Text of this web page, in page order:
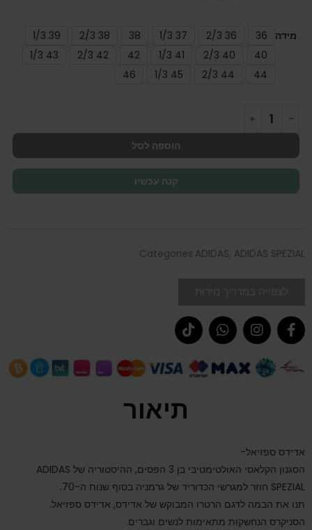
מידה 36
36 2/3
37 1/3
38
38 2/3
39 1/3
40
40 2/3
41 1/3
42
42 2/3
43 1/3
44
44 2/3
45 1/3
46
הוספה לסל
קנה עכשיו
Categories ADIDAS, ADIDAS SPEZIAL
תיאור
אדידס ספזיאל-
הסגנון הקלאסי האולטימטיבי בן 3 הפסים, ההיסטוריה של ADIDAS
SPEZIAL חוזר למגרשי הכדוריד של גרמניה בסוף שנות ה-70.
תנו את הבמה לדגם הרטרו המבוקש של אדידס, אדידס ספזיאל.
הסניקרס הנחשקות מתאימות לנשים וגברים.